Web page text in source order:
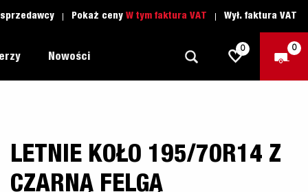
Pokaż ceny W tym faktura VAT Wył. faktura VAT
Dookoła
Łódź
Szkoła jazdy
Czesci zamienne
1205 Limited Edition
Nowości
0 0
LETNIE KOŁO 195/70R14 Z
CZARNĄ FELGĄ